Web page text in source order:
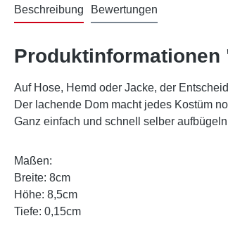
Beschreibung Bewertungen
Auf Hose, Hemd oder Jacke, der
Der lachende Dom macht jedes Kostüm
Ganz einfach und schnell selber
Maßen:
Breite: 8cm
Höhe: 8,5cm
Tiefe: 0,15cm